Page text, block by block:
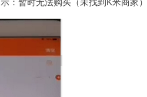
：暂时无法购买（未找到K米商家）